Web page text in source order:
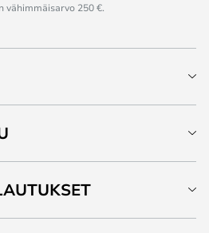
vähimmäisarvo 250 €.